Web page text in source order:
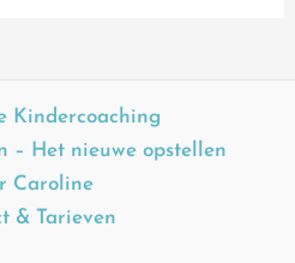
Kindercoaching
– Het nieuwe opstellen
Caroline
& Tarieven